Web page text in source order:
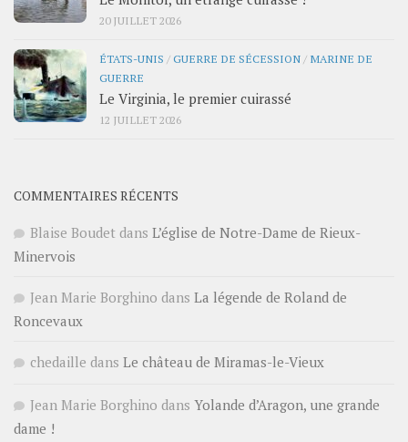
20 JUILLET 2026
ÉTATS-UNIS /GUERRE DE SÉCESSION/ MARINE DE
GUERRE
Le Virginia, le premier cuirassé
12 JUILLET 2026
COMMENTAIRES RÉCENTS
Blaise Boudet dans L’église de Notre-Dame de Rieux-
Minervois
Jean Marie Borghino dans La légende de Roland de
Roncevaux
chedaille dans Le château de Miramas-le-Vieux
Jean Marie Borghino dans Yolande d’Aragon, une grande
dame !